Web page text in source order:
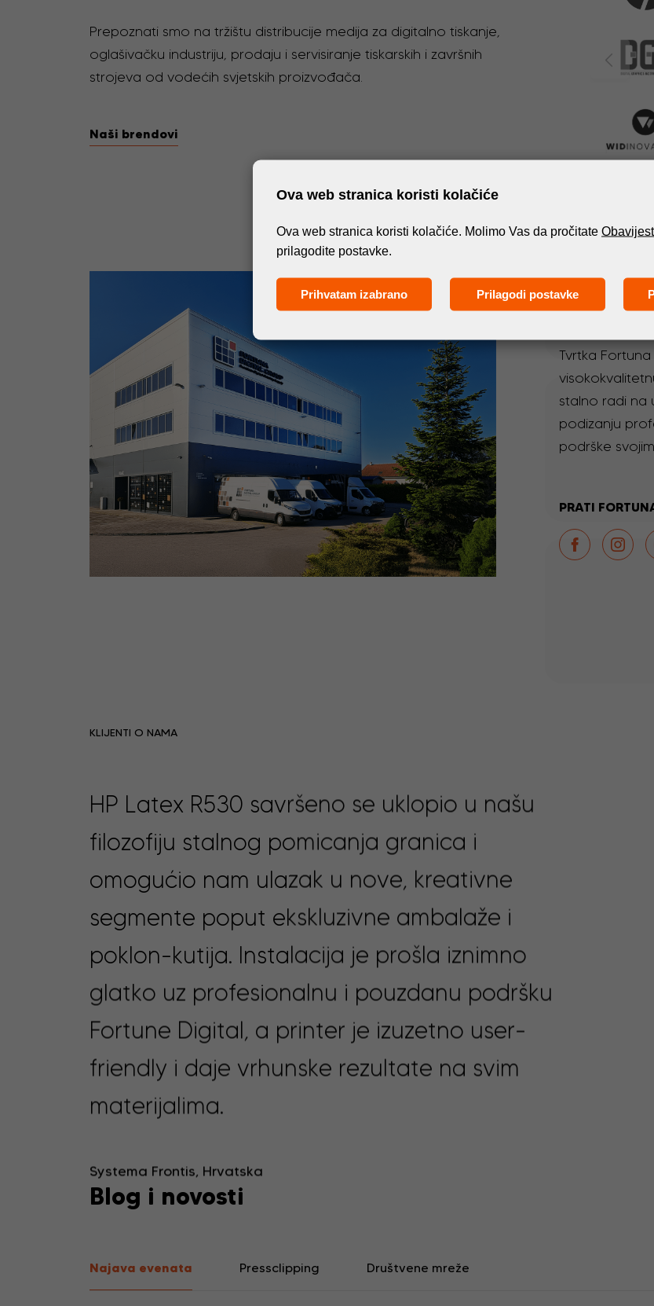
Prepoznati smo na tržištu distribucije medija za digitalno tiskanje,
oglašivačku industriju, prodaju i servisiranje tiskarskih i završnih
strojeva od vodećih svjetskih proizvođača.
Naši brendovi
O nama
Tvrtka
stalno radi na
podizanju
podrške
PRATI
KLIJENTI O NAMA
HP Latex R530 savršeno se uklopio u našu
filozofiju stalnog pomicanja granica i
omogućio nam ulazak u nove, kreativne
segmente poput ekskluzivne ambalaže i
poklon-kutija. Instalacija je prošla iznimno
glatko uz profesionalnu i pouzdanu podršku
Fortune Digital, a printer je izuzetno user-
friendly i daje vrhunske rezultate na svim
materijalima.
Systema Frontis, Hrvatska
Blog i novosti
Najava evenata Pressclipping Društvene mreže
Ova web stranica koristi kolačiće
Ova web stranica koristi kolačiće. Molimo Vas da pročitate
prilagodite postavke.
Prihvatam izabrano Prilagodi postavke